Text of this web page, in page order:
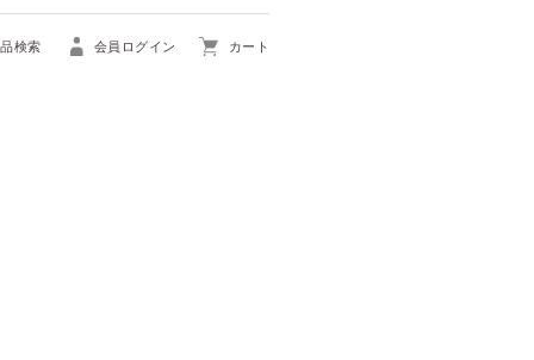
検索 会員ログイン カート